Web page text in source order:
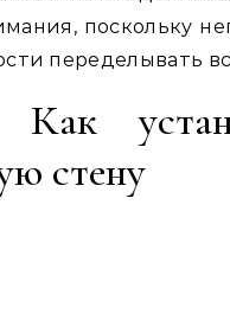
поскольку
переделывать
Как
стену